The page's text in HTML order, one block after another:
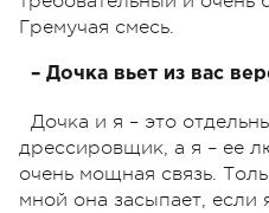
Гремучая смесь.
– Дочка вьет из вас
Дочка и я – это
дрессировщик, а я – ее
очень мощная связь.
мной она засыпает, если